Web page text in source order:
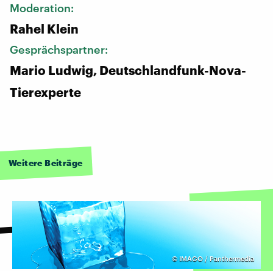
Moderation:
Rahel Klein
Gesprächspartner:
Mario Ludwig, Deutschlandfunk-Nova-
Tierexperte
Weitere Beiträge
© IMAGO / Panthermedia